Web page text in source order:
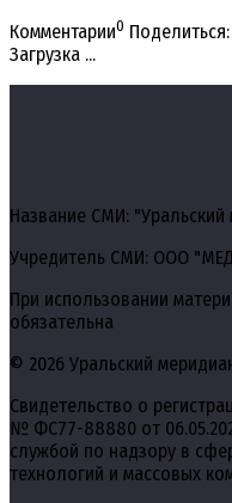
Комментарии0 Поделиться:
Загрузка ...
Название СМИ: "Уральский
Учредитель СМИ: ООО
При использовании
обязательна
© 2026 Уральский
Свидетельство о
№ ФС77-88880 от
службой по надзору в
технологий и массовых